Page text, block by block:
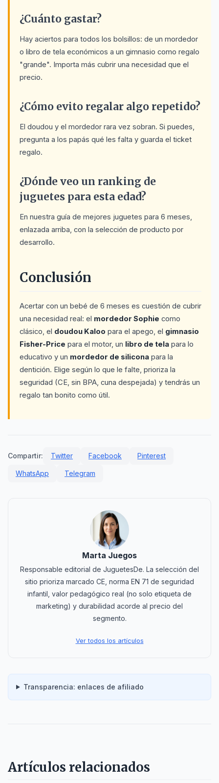
¿Cuánto gastar?
Hay aciertos para todos los bolsillos: de un mordedor
o libro de tela económicos a un gimnasio como regalo
"grande". Importa más cubrir una necesidad que el
precio.
¿Cómo evito regalar algo repetido?
El doudou y el mordedor rara vez sobran. Si puedes,
pregunta a los papás qué les falta y guarda el ticket
regalo.
¿Dónde veo un ranking de
juguetes para esta edad?
En nuestra guía de mejores juguetes para 6 meses,
enlazada arriba, con la selección de producto por
desarrollo.
Conclusión
Acertar con un bebé de 6 meses es cuestión de cubrir
una necesidad real: el mordedor Sophie como
clásico, el doudou Kaloo para el apego, el gimnasio
Fisher-Price para el motor, un libro de tela para lo
educativo y un mordedor de silicona para la
dentición. Elige según lo que le falte, prioriza la
seguridad (CE, sin BPA, cuna despejada) y tendrás un
regalo tan bonito como útil.
Compartir: Twitter Facebook Pinterest
WhatsApp Telegram
Marta Juegos
Responsable editorial de JuguetesDe. La selección del
sitio prioriza marcado CE, norma EN 71 de seguridad
infantil, valor pedagógico real (no solo etiqueta de
marketing) y durabilidad acorde al precio del
segmento.
Ver todos los artículos
Transparencia: enlaces de afiliado
Artículos relacionados